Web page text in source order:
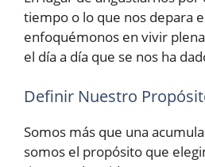
tiempo o lo que nos depara
enfoquémonos en vivir
el día a día que se nos ha
Definir Nuestro
Somos más que una
somos el propósito que